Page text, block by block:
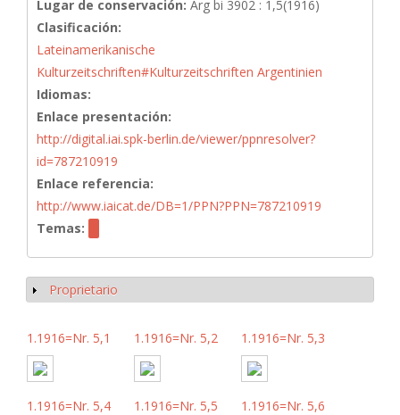
Lugar de conservación: Arg bi 3902 : 1,5(1916)
Clasificación:
Lateinamerikanische
Kulturzeitschriften#Kulturzeitschriften Argentinien
Idiomas:
Enlace presentación:
http://digital.iai.spk-berlin.de/viewer/ppnresolver?
id=787210919
Enlace referencia:
http://www.iaicat.de/DB=1/PPN?PPN=787210919
Temas:
Mostrar
Proprietario
1.1916=Nr. 5,1 1.1916=Nr. 5,2 1.1916=Nr. 5,3
1.1916=Nr. 5,4 1.1916=Nr. 5,5 1.1916=Nr. 5,6